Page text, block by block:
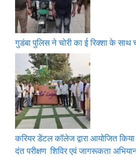
गुडंबा पुलिस ने चोरी का ई रिक्शा के साथ
करियर डेंटल कॉलेज द्वारा आयोजित
दंत परीक्षण शिविर एवं जागरूकता